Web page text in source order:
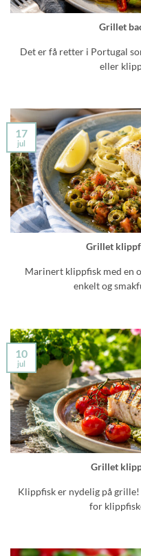
Grillet
Det er få retter i Portugal
eller
Grillet
Marinert klippfisk med en
enkelt og
17
jul
Grillet
Klippfisk er nydelig på
for
10
jul